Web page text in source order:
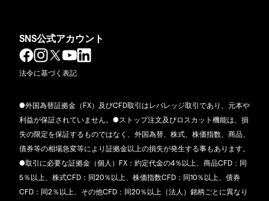
SNS公式アカウント
法令に基づく表記
●外国為替証拠金（FX）及びCFD取引はレバレッジ取引であり、元本や
利益が保証されていません。●ストップ注文及びロスカット機能は、損
失の限定を保証するものではなく、外国為替、株式、株価指数、商品、
債券等の相場急変等により証拠金以上の損失が発生する事もあります。
●取引に必要な証拠金（個人）FX：約定代金の4％以上、商品CFD：同
5％以上、株式CFD：同20％以上、株価指数CFD：同10％以上、債券
CFD：同2％以上、その他CFD：同20％以上（法人）銘柄ごとに異なり